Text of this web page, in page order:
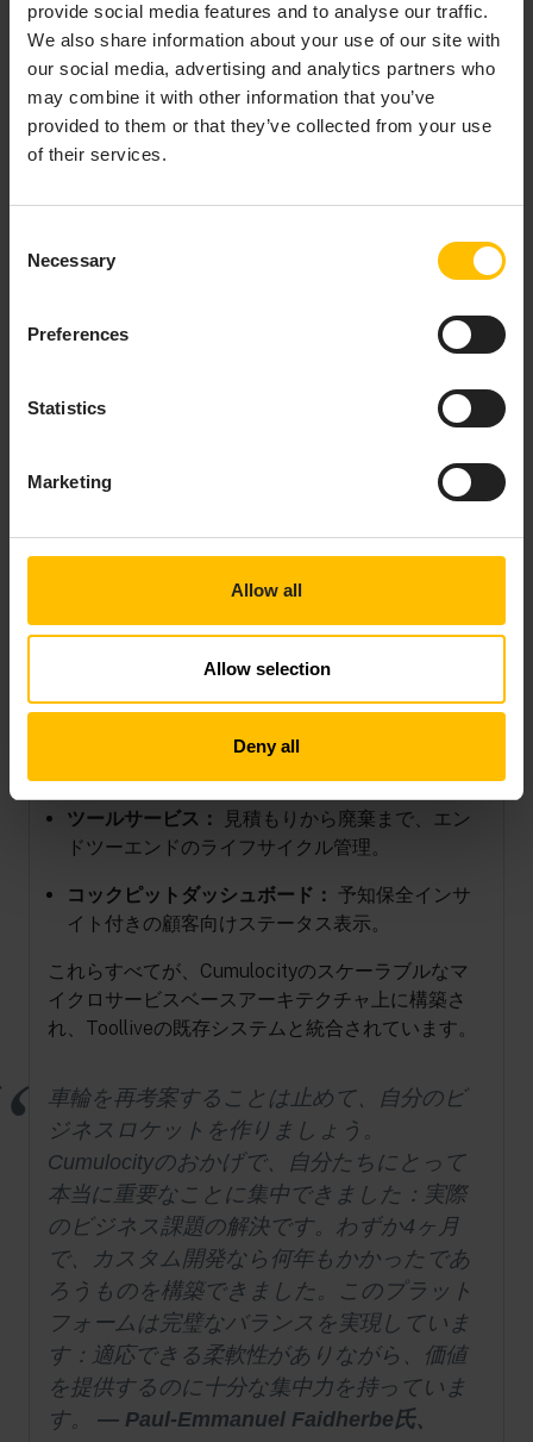
provide social media features and to analyse our traffic.
We also share information about your use of our site with
our social media, advertising and analytics partners who
may combine it with other information that you’ve
provided to them or that they’ve collected from your use
of their services.
Selection
Necessary
Preferences
Statistics
Marketing
Allow all
Allow selection
Deny all
詳細
Toolliveは、柔軟性とビジネスフォーカスのバラン
スが取れたプラットフォームを必要としていまし
た。高速でスケーラブル、そしてERP、CRM、外
す。同社のCTOは、システムインテグレーターと
しての経験からCumulocityを既に知っており、そ
Cumulocityを活用して、Toolliveはツール管理を再
ました：
ツールリースマーケットプレイス：不足時に特
殊ツールをレンタル—新たな収益源を創出。
ンス記録、文書、外部統合のための統合ダッシュ
ツールトラッキング：高価値ツールのリアルタ
イムGPS追跡とジオフェンシング・アラート機
ツールサービス：
見積もりから廃棄まで、エン
ドツーエンドのライフサイクル管理。
コックピットダッシュボード： 予知保全インサ
イト付きの顧客向けステータス表示。
これらすべてが、Cumulocityのスケーラブルなマ
イクロサービスベースアーキテクチャ上に構築さ
れ、Toolliveの既存システムと統合されています。
車輪を再考案することは止めて、自分のビ
ジネスロケットを作りましょう。
Cumulocityのおかげで、自分たちにとって
本当に重要なことに集中できました：実際
のビジネス課題の解決です。わずか4ヶ月
で、カスタム開発なら何年もかかったであ
ろうものを構築できました。このプラット
フォームは完璧なバランスを実現していま
す：適応できる柔軟性がありながら、価値
を提供するのに十分な集中力を持っていま
す。 — Paul-Emmanuel Faidherbe氏、